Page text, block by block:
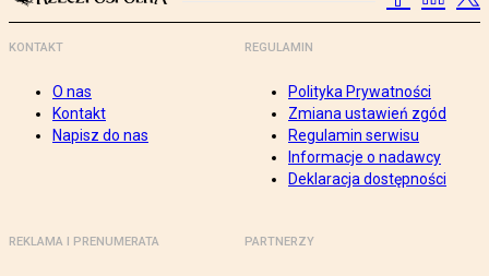
KONTAKT
O nas
Kontakt
Napisz do nas
REGULAMIN
Polityka Prywatności
Zmiana ustawień zgód
Regulamin serwisu
Informacje o nadawcy
Deklaracja dostępności
REKLAMA I PRENUMERATA PARTNERZY